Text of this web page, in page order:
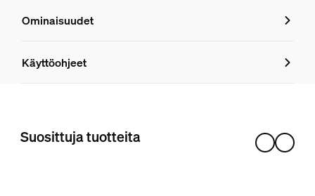
Ominaisuudet
Ominaisuudet
Muotoilu ja pinnoitus
Käyttöohjeet
Suosittuja tuotteita